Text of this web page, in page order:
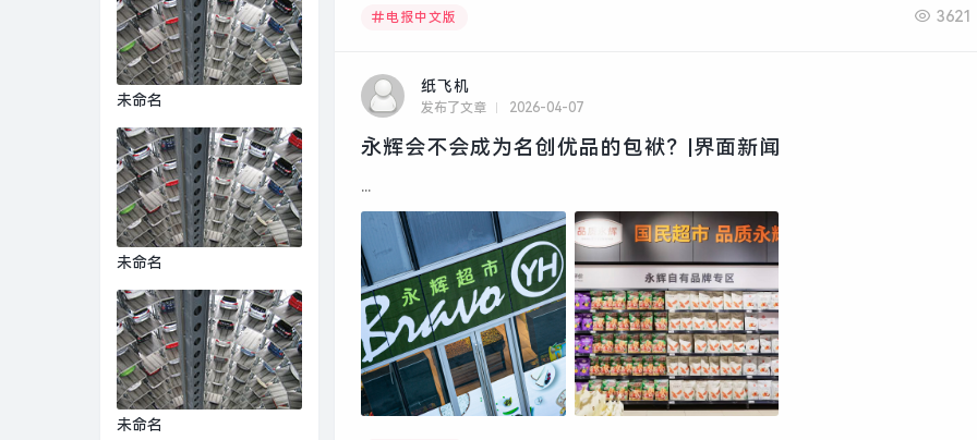
电报中文版 3621
纸飞机
发布了文章 2026-04-07
永辉会不会成为名创优品的包袱？|界面新闻
...
未命名
未命名
未命名